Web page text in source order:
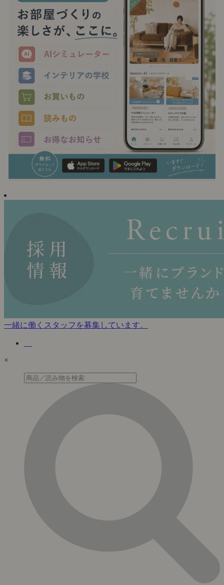
一緒に働くスタッフを募集しています。
×